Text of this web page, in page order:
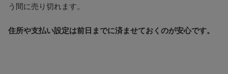
う間に売り切れます。
住所や支払い設定は前日までに済ませておくのが安心です。